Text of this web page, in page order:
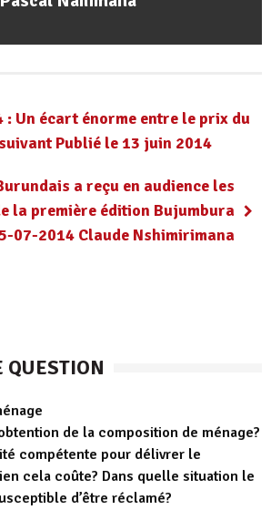
: Un écart énorme entre le prix du
Publié le 13 juin 2014
a reçu en audience les
la première édition Bujumbura
5-07-2014 Claude Nshimirimana
QUESTION
de la composition de ménage?
compétente pour délivrer le
cela coûte? Dans quelle situation le
d’être réclamé?